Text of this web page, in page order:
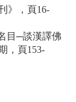
》，頁16-
目─談漢譯佛
，頁153-